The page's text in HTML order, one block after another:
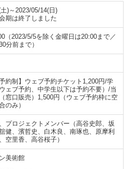
)～2023/05/14(日)
期は終了しました
（2023/5/5を除く金曜日は20:00まで／
分前まで）
約制】ウェブ予約チケット1,200円/学
ェブ予約、中学生以下は予約不要）/当
窓口販売）1,500円（ウェブ予約枠に空
のみ）
プロジェクトメンバー（高谷史郎、坂
健、濱哲史、白木良、南琢也、原摩利
空里香、高谷桜子）
美術館